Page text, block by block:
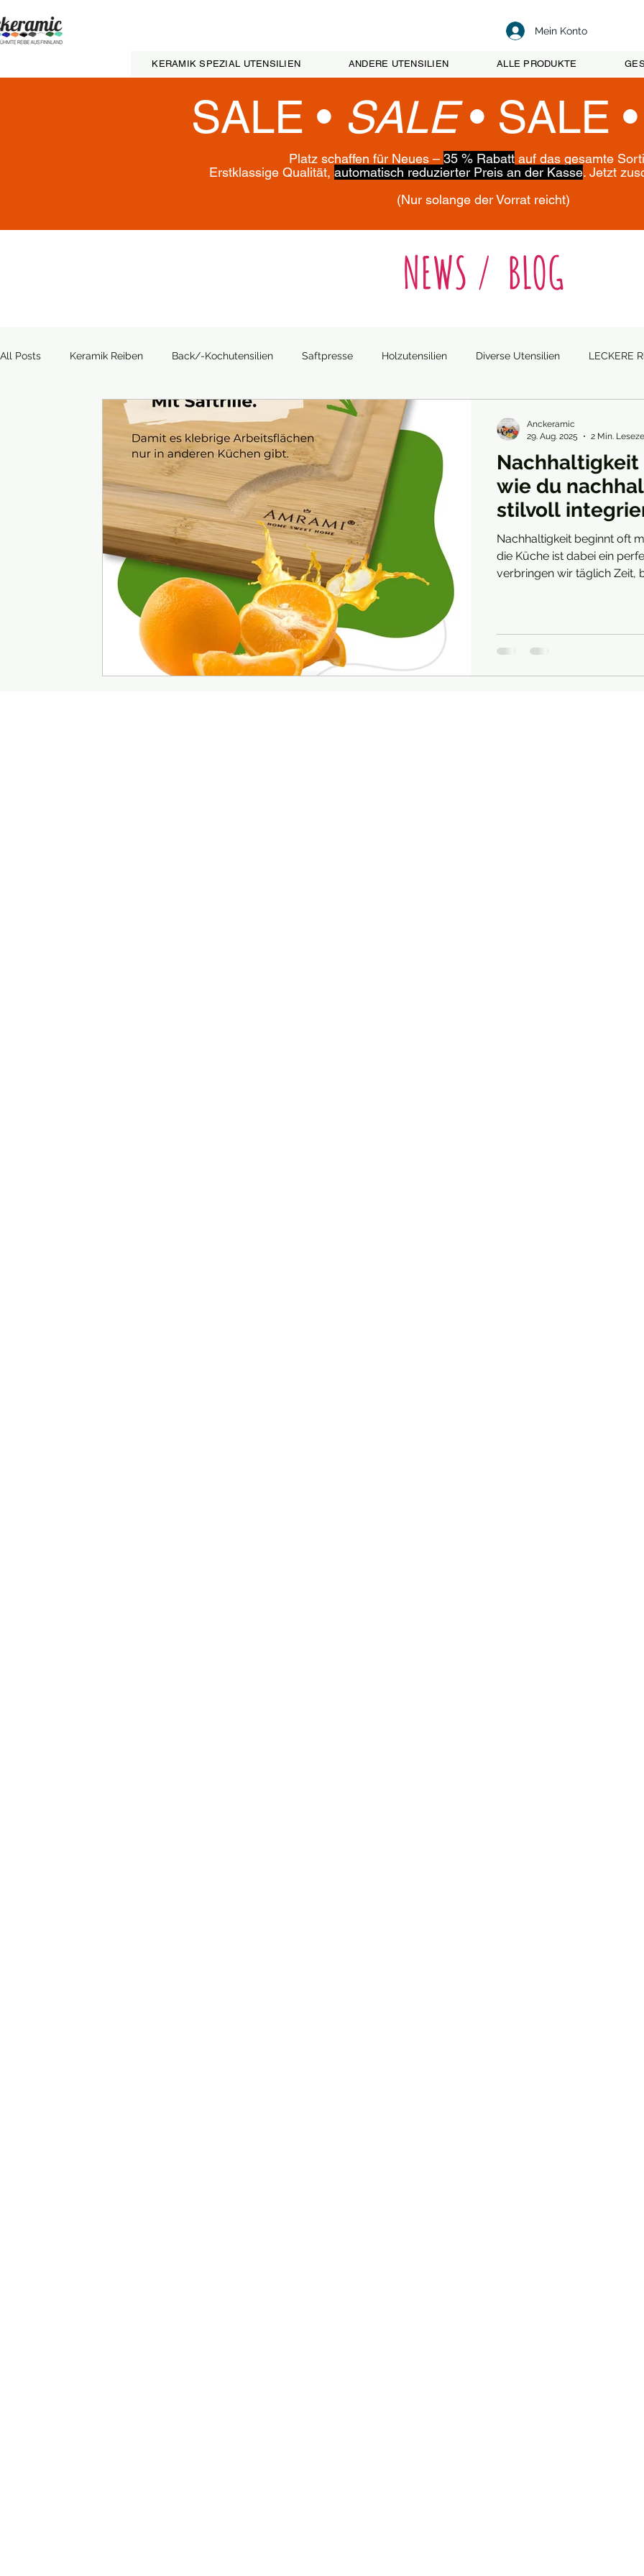
Mein Konto
KERAMIK SPEZIAL UTENSILIEN ANDERE UTENSILIEN ALLE PRODUKTE
SALE • SALE• SALE •
Platz schaffen für Neues – 35 % Rabatt auf das gesamte
Erstklassige Qualität, automatisch reduzierter Preis an der Kasse. Jetzt
(Nur solange der Vorrat reicht)
NEWS / BLOG
All Posts Keramik Reiben Back/-Kochutensilien Saftpresse Holzutensilien Diverse Utensilien LECKERE
Outdoor
Nachhaltigkeit
wie du
stilvoll
Nachhaltigkeit beginnt oft
die Küche ist dabei ein
verbringen wir täglich Zeit,
Plastikutensil
Anckeramic
29. Aug. 2025
2 Min.